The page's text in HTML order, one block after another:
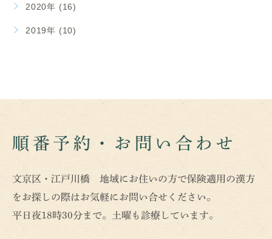
2020年 (16)
2019年 (10)
順番予約・お問い合わせ
文京区・江戸川橋 地域にお住いの方で保険適用の漢方
をお探しの際はお気軽にお問い合せください。
平日夜18時30分まで。土曜も診療しています。